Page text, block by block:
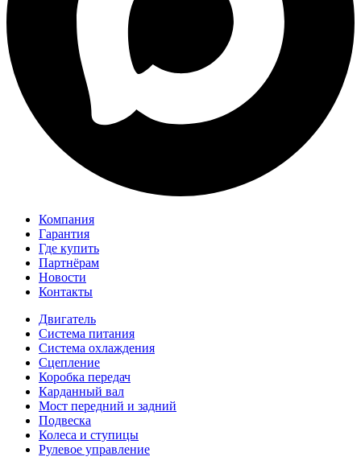
Компания
Гарантия
Где купить
Партнёрам
Новости
Контакты
Двигатель
Система питания
Система охлаждения
Сцепление
Коробка передач
Карданный вал
Мост передний и задний
Подвеска
Колеса и ступицы
Рулевое управление